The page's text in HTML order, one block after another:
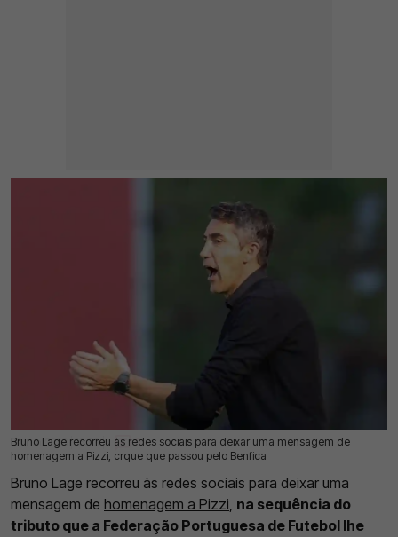
Bruno Lage recorreu às redes sociais para deixar uma mensagem de
homenagem a Pizzi, crque que passou pelo Benfica
09 Jun 2026 | 16:33 | 0
Bruno Lage recorreu às redes sociais para deixar uma
mensagem de homenagem a Pizzi, na sequência do
tributo que a Federação Portuguesa de Futebol lhe